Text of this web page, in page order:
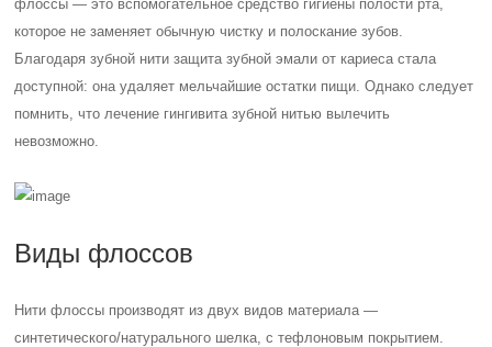
флоссы — это вспомогательное средство гигиены полости рта,
которое не заменяет обычную чистку и полоскание зубов.
Благодаря зубной нити защита зубной эмали от кариеса стала
доступной: она удаляет мельчайшие остатки пищи. Однако следует
помнить, что лечение гингивита зубной нитью вылечить
невозможно.
Виды флоссов
Нити флоссы производят из двух видов материала —
синтетического/натурального шелка, с тефлоновым покрытием.